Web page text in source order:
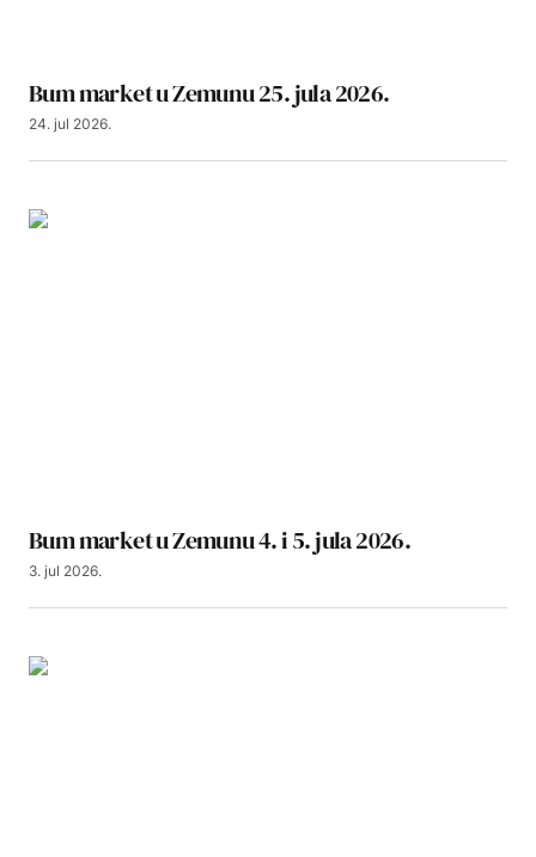
Bum market u Zemunu 25. jula 2026.
24. jul 2026.
Bum market u Zemunu 4. i 5. jula 2026.
3. jul 2026.